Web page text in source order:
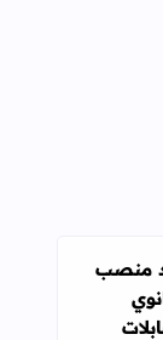
منصب مدير بمؤسسات
منصب